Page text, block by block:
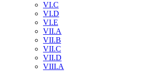
VI.C
VI.D
VI.E
VII.A
VII.B
VII.C
VII.D
VIII.A